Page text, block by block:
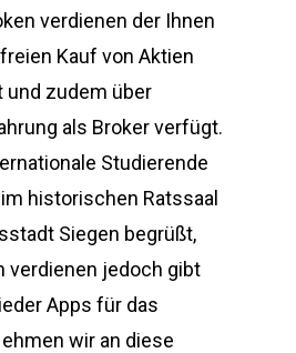
verdienen der Ihnen
Kauf von Aktien
und zudem über
als Broker verfügt.
Studierende
historischen Ratssaal
Siegen begrüßt,
verdienen jedoch gibt
Apps für das
wir an diese